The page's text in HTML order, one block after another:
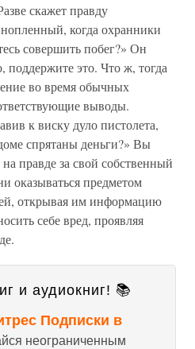
скажет правду
когда охранники
совершить побег?» Он
поддержите это. Что ж, тогда
во время обычных
выводы.
к виску дуло пистолета,
спрятаны деньги?» Вы
на правде за свой собственный
оказываться предметом
открывая им информацию
себе вред, проявляя
и аудиокниг! 📚
Подписки в
неограниченным